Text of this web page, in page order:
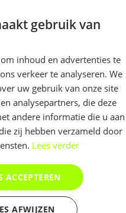
gebruik van
inhoud en advertenties te
verkeer te analyseren. We
uw gebruik van onze site
analysepartners, die deze
andere informatie die u aan
zij hebben verzameld door
Lees verder
ACCEPTEREN
AFWIJZEN